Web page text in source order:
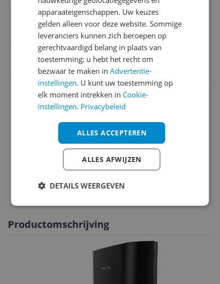
Type apparaat
Steelstofzuiger
8720389020445
Bijgeleverde accessoires en toebehoren
Functies
Instellingen en functies
Overige kenmerken
Productinformatie
Technisch
Productomschrijving
apparaateigenschappen. Uw keuzes
gelden alleen voor deze website. Sommige
leveranciers kunnen zich beroepen op
gerechtvaardigd belang in plaats van
toestemming; u hebt het recht om
bezwaar te maken inAdvertentie-
instellingen. U kunt uw toestemming op
elk moment intrekken in Cookie-
instellingen. Privacybeleid
ALLES ACCEPTEREN
ALLES AFWIJZEN
DETAILS WEERGEVEN